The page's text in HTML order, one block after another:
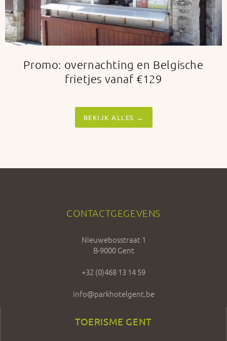
Promo: overnachting en Belgische
frietjes vanaf €129
BEKIJK ALLES →
CONTACTGEGEVENS
Nieuwebosstraat 1
B-9000 Gent
+32 (0)468 13 14 59
info@parkhotelgent.be
TOERISME GENT